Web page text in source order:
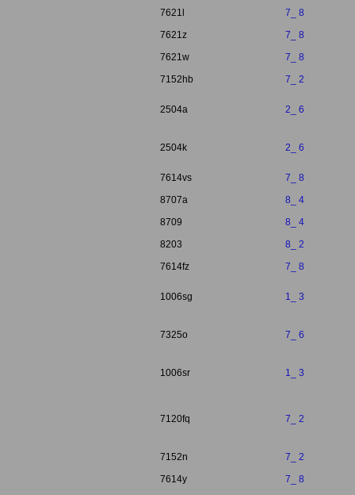
7621l
7_ 8
7621z
7_ 8
7621w
7_ 8
7152hb
7_ 2
2504a 2_ 6
2504k 2_ 6
7614vs
7_ 8
8707a
8_ 4
8709
8_ 4
8203
8_ 2
7614fz
7_ 8
1006sg 1_ 3
7325o 7_ 6
1006sr 1_ 3
7120fq 7_ 2
7152n
7_ 2
7614y
7_ 8